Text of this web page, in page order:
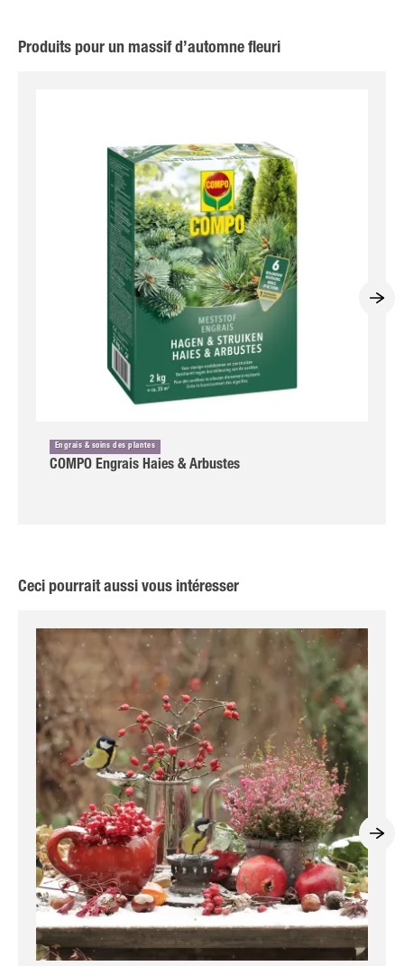
Produits pour un massif d’automne fleuri
Engrais & soins des plantes
COMPO Engrais Haies & Arbustes
Ceci pourrait aussi vous intéresser